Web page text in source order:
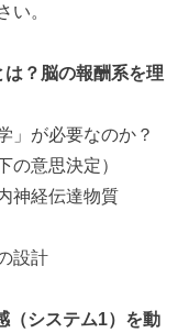
い。
？脳の報酬系を理
」が必要なのか？
の意思決定）
神経伝達物質
設計
（システム1）を動